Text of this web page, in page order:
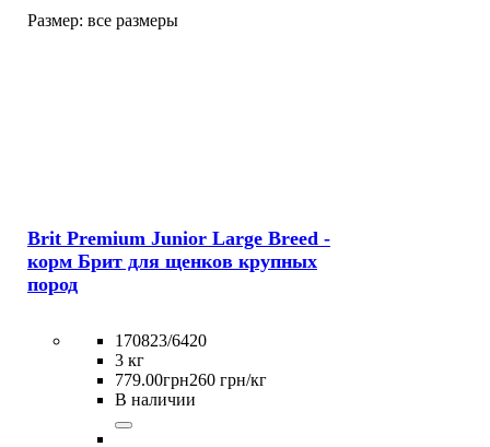
Размер: все размеры
Brit Premium Junior Large Breed -
корм Брит для щенков крупных
пород
170823/6420
3 кг
779.00грн260 грн/кг
В наличии